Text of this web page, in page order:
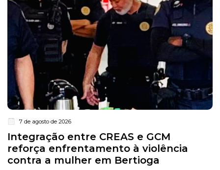
7 de agosto de 2026
Integração entre CREAS e GCM
reforça enfrentamento à violência
contra a mulher em Bertioga